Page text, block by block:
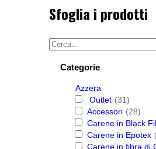
Sfoglia i prodotti
Categorie
Azzera
Outlet (31)
Accessori (28)
Carene in Black
Carene in Epotex
Carene in fibra di